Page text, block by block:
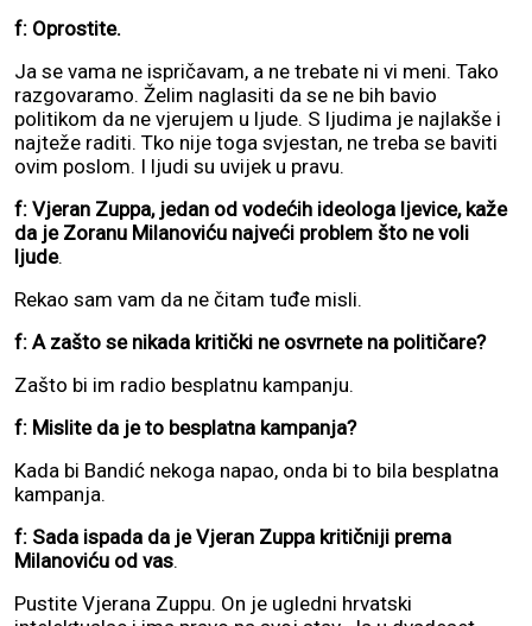
f: Oprostite.
Ja se vama ne ispričavam, a ne trebate ni vi meni. Tako
razgovaramo. Želim naglasiti da se ne bih bavio
politikom da ne vjerujem u ljude. S ljudima je najlakše i
najteže raditi. Tko nije toga svjestan, ne treba se baviti
ovim poslom. I ljudi su uvijek u pravu.
f: Vjeran Zuppa, jedan od vodećih ideologa ljevice, kaže
da je Zoranu Milanoviću najveći problem što ne voli
ljude.
Rekao sam vam da ne čitam tuđe misli.
f: A zašto se nikada kritički ne osvrnete na političare?
Zašto bi im radio besplatnu kampanju.
f: Mislite da je to besplatna kampanja?
Kada bi Bandić nekoga napao, onda bi to bila besplatna
kampanja.
f: Sada ispada da je Vjeran Zuppa kritičniji prema
Milanoviću od vas.
Pustite Vjerana Zuppu. On je ugledni hrvatski